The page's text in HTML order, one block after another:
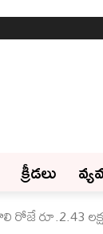
క్రీడలు
రూ.2.43